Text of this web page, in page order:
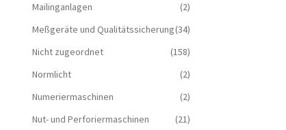
Mailinganlagen
(2)
Meßgeräte und Qualitätssicherung(34)
Nicht zugeordnet
(158)
Normlicht
(2)
Numeriermaschinen
(2)
Nut- und Perforiermaschinen
(21)